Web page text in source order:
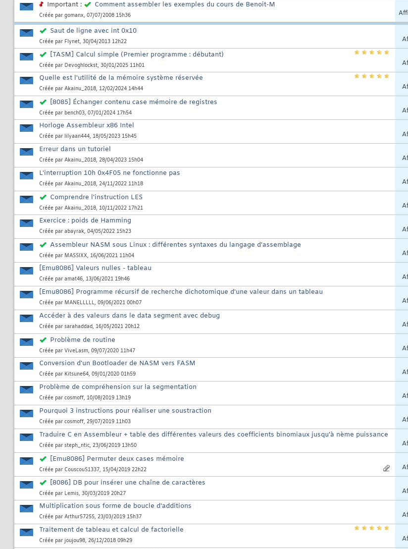
Important : Comment assembler les exemples du cours de Benoit-M
Créée par gomanx, 07/07/2008 15h36
Saut de ligne avec int 0x10
Créée par Flynet, 30/04/2013 12h22
[TASM] Calcul simple (Premier programme : débutant)
Créée par Devoghlockst, 30/01/2025 11h01
Quelle est l'utilité de la mémoire système réservée
Créée par Akainu_2018, 12/02/2024 14h44
[8085] Échanger contenu case mémoire de registres
Créée par bench03, 07/01/2024 17h54
Horloge Assembleur x86 Intel
Créée par lilyaan444, 18/05/2023 15h45
Erreur dans un tutoriel
Créée par Akainu_2018, 28/04/2023 15h04
L'interruption 10h 0x4F05 ne fonctionne pas
Créée par Akainu_2018, 24/11/2022 11h18
Comprendre l'instruction LES
Créée par Akainu_2018, 10/11/2022 17h21
Exercice : poids de Hamming
Créée par abayrak, 04/05/2022 15h23
Assembleur NASM sous Linux : différentes syntaxes du langage d'assemblage
Créée par MASSIXX, 16/06/2021 11h04
[Emu8086] Valeurs nulles - tableau
Créée par amat46, 13/06/2021 19h46
[Emu8086] Programme récursif de recherche dichotomique d'une valeur dans un tableau
Créée par MANELLLLL, 09/06/2021 00h07
Accéder à des valeurs dans le data segment avec debug
Créée par sarahaddad, 16/05/2021 20h12
Problème de routine
Créée par ViveLasm, 09/07/2020 11h47
Conversion d'un Bootloader de NASM vers FASM
Créée par Kitsune64, 09/01/2020 01h59
Problème de compréhension sur la segmentation
Créée par cosmoff, 10/08/2019 13h19
Pourquoi 3 instructions pour réaliser une soustraction
Créée par cosmoff, 29/07/2019 11h03
Traduire C en Assembleur + table des différentes valeurs des coefficients binomiaux jusqu'à nème puissance
Créée par steph_ntic, 23/06/2019 13h50
[Emu8086] Permuter deux cases mémoire
Créée par CouscouS1337, 15/04/2019 22h22
[8086] DB pour insérer une chaîne de caractères
Créée par Lemis, 30/03/2019 20h27
Multiplication sous forme de boucle d'additions
Créée par Arthur57255, 23/03/2019 15h37
Traitement de tableau et calcul de factorielle
Créée par joujou98, 26/12/2018 09h29